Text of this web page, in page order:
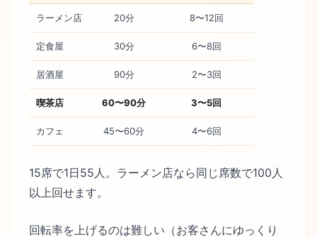
ラーメン店 20分 8〜12回
定食屋 30分 6〜8回
居酒屋 90分 2〜3回
喫茶店 60〜90分 3〜5回
カフェ 45〜60分 4〜6回
15席で1日55人。ラーメン店なら同じ席数で100人
以上回せます。
回転率を上げるのは難しい（お客さんにゆっくり